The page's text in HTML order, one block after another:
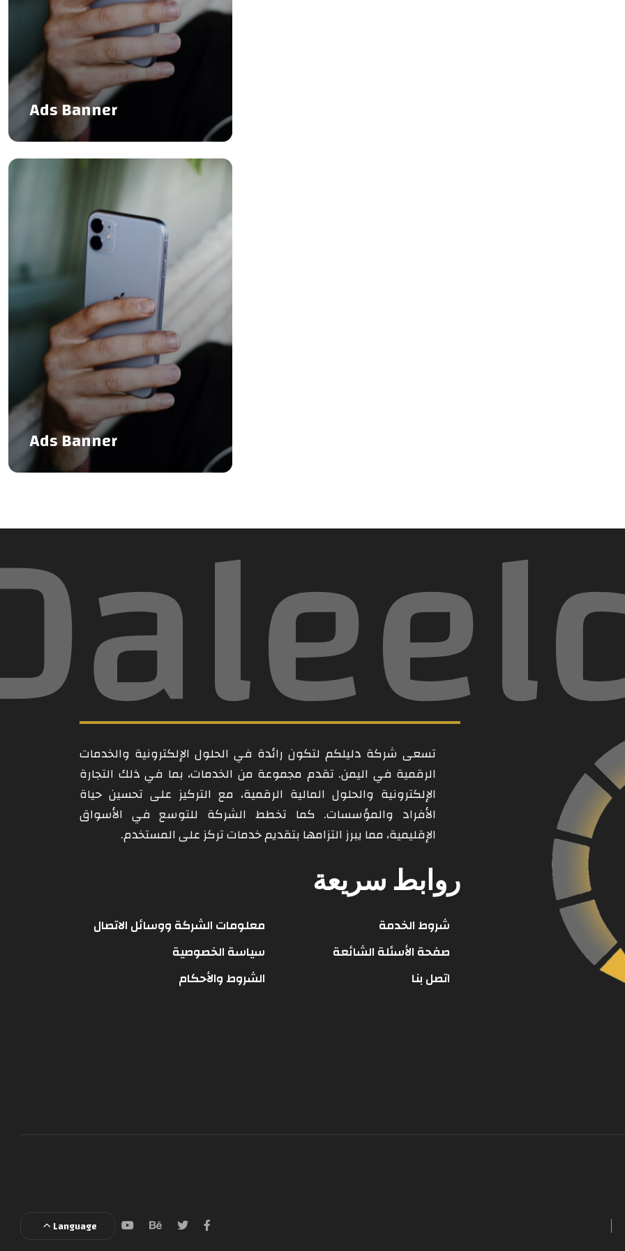
Ads Banner
Ads Banner
تسعى شركة دليلكم لتكون رائدة في الحلول الإلكترونية والخدمات
الرقمية في اليمن. تقدم مجموعة من الخدمات، بما في ذلك التجارة
الإلكترونية والحلول المالية الرقمية، مع التركيز على تحسين حياة
الأفراد والمؤسسات. كما تخطط الشركة للتوسع في الأسواق
الإقليمية، مما يبرز التزامها بتقديم خدمات تركز على المستخدم.
روابط سريعة
معلومات الشركة ووسائل الاتصال
شروط الخدمة
سياسة الخصوصية
صفحة الأسئلة الشائعة
الشروط والأحكام
اتصل بنا
Language